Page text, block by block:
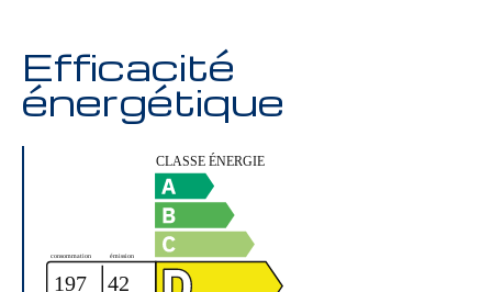
Efficacité
énergétique